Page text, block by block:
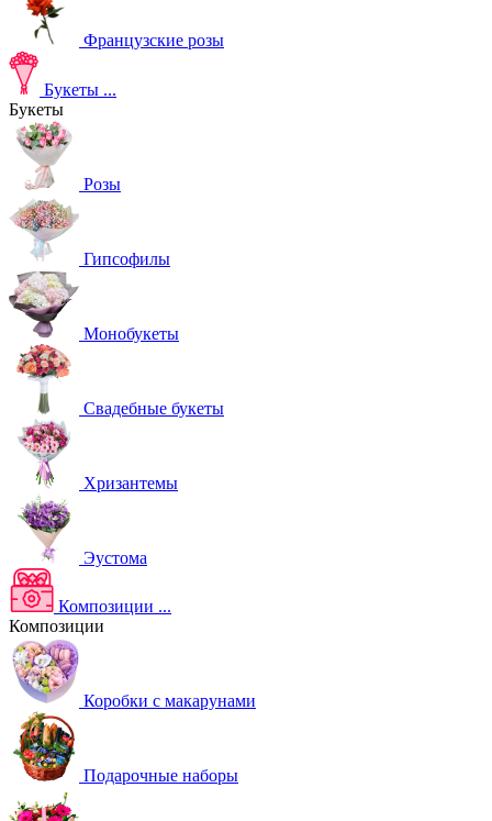
Французские розы
Букеты ...
Букеты
Розы
Гипсофилы
Монобукеты
Свадебные букеты
Хризантемы
Эустома
Композиции ...
Композиции
Коробки с макарунами
Подарочные наборы